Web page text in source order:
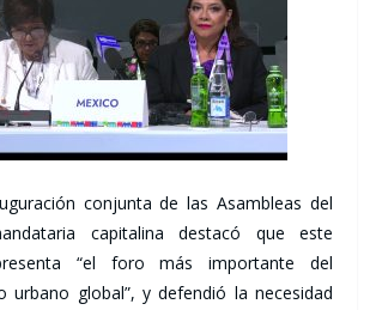
conjunta de las Asambleas del
capitalina destacó que este
“el foro más importante del
urbano global”, y defendió la necesidad